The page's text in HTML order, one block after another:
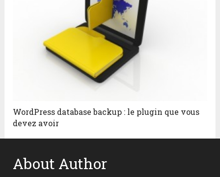
WordPress database backup : le plugin que vous
devez avoir
About Author